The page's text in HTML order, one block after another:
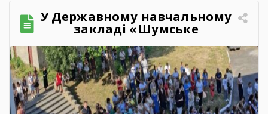
У Державному навчальному
закладі «Шумське
професійно-технічне
училище» відбувся
зворушливий випускний
захід – 2026